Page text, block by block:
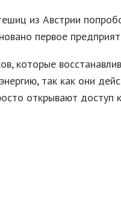
из Австрии
первое
которые
так как они
открывают доступ